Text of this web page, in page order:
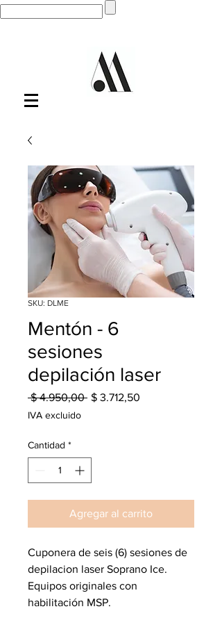
SKU: DLME
Mentón - 6
sesiones
depilación laser
$ 4.950,00 Precio
$ 3.712,50
IVA excluido
Cantidad *
Agregar al carrito
Cuponera de seis (6) sesiones de
depilacion laser Soprano Ice.
Equipos originales con
habilitación MSP.